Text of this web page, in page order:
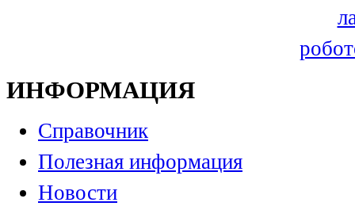
ИНФОРМАЦИЯ
Справочник
Полезная информация
Новости